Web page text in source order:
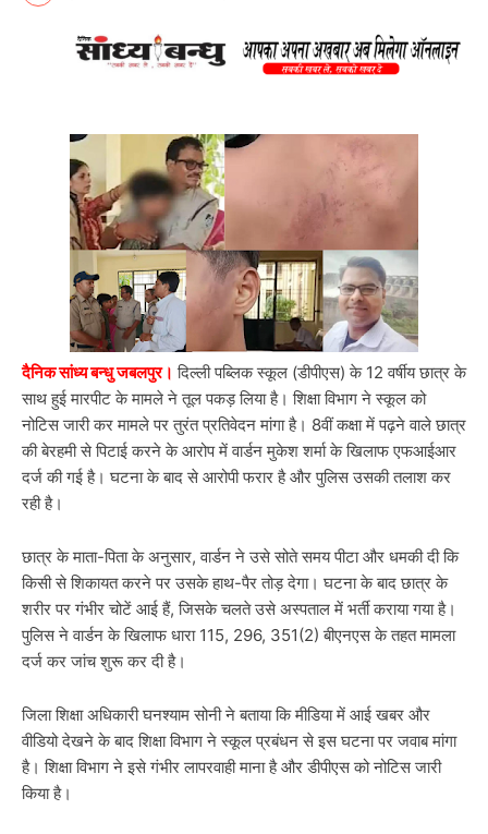
दैनिक सांध्य बन्धु जबलपुर। दिल्ली पब्लिक स्कूल (डीपीएस) के 12 वर्षीय छात्र के
साथ हुई मारपीट के मामले ने तूल पकड़ लिया है। शिक्षा विभाग ने स्कूल को
नोटिस जारी कर मामले पर तुरंत प्रतिवेदन मांगा है। 8वीं कक्षा में पढ़ने वाले छात्र
की बेरहमी से पिटाई करने के आरोप में वार्डन मुकेश शर्मा के खिलाफ एफआईआर
दर्ज की गई है। घटना के बाद से आरोपी फरार है और पुलिस उसकी तलाश कर
रही है।
छात्र के माता-पिता के अनुसार, वार्डन ने उसे सोते समय पीटा और धमकी दी कि
किसी से शिकायत करने पर उसके हाथ-पैर तोड़ देगा। घटना के बाद छात्र के
शरीर पर गंभीर चोटें आई हैं, जिसके चलते उसे अस्पताल में भर्ती कराया गया है।
पुलिस ने वार्डन के खिलाफ धारा 115, 296, 351(2) बीएनएस के तहत मामला
दर्ज कर जांच शुरू कर दी है।
जिला शिक्षा अधिकारी घनश्याम सोनी ने बताया कि मीडिया में आई खबर और
वीडियो देखने के बाद शिक्षा विभाग ने स्कूल प्रबंधन से इस घटना पर जवाब मांगा
है। शिक्षा विभाग ने इसे गंभीर लापरवाही माना है और डीपीएस को नोटिस जारी
किया है।